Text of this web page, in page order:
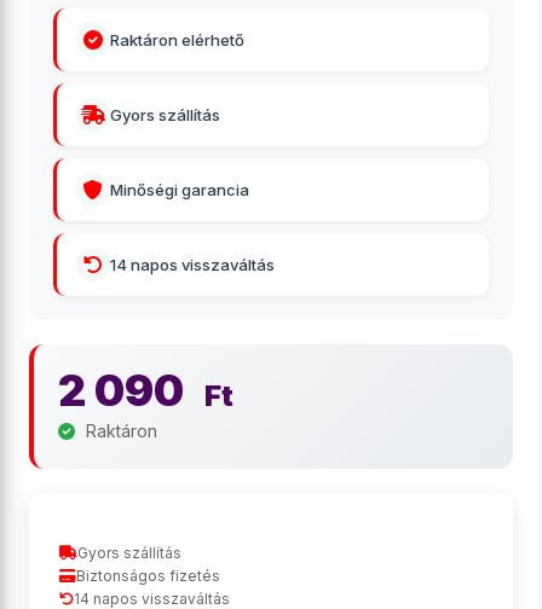
Raktáron elérhető
Gyors szállítás
Minőségi garancia
14 napos visszaváltás
2 090 Ft
Raktáron
Gyors szállítás
Biztonságos fizetés
14 napos visszaváltás